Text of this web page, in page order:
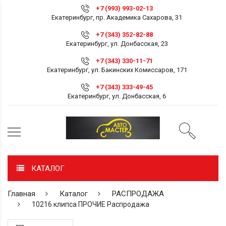
+7 (993) 993-02-13
Екатеринбург, пр. Академика Сахарова, 31
+7 (343) 352-82-88
Екатеринбург, ул. Донбасская, 23
+7 (343) 330-11-71
Екатеринбург, ул. Бакинских Комиссаров, 171
+7 (343) 333-49-45
Екатеринбург, ул. Донбасская, 6
КАТАЛОГ
Главная Каталог РАСПРОДАЖА
10216 клипса ПРОЧИЕ Распродажа